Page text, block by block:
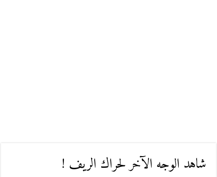
شاهد الوجه الآخر لحراك الريف !